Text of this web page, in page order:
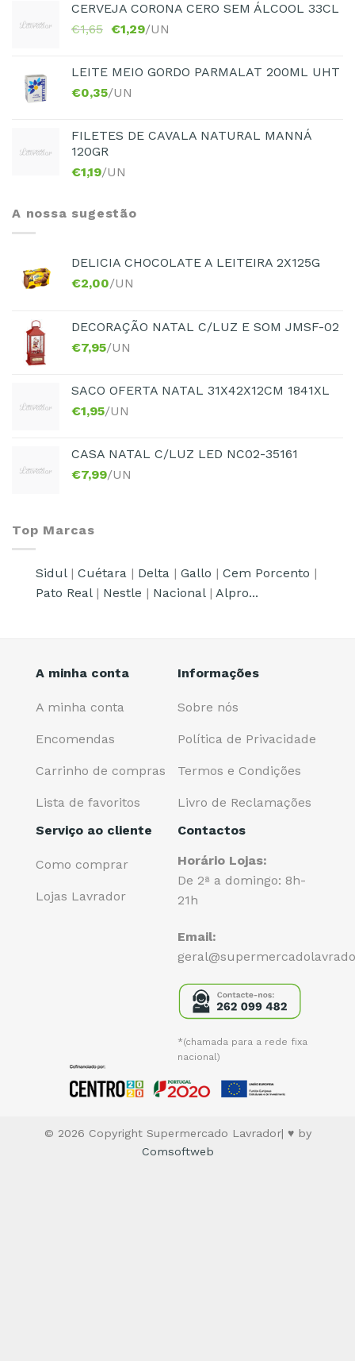
CERVEJA CORONA CERO SEM ÁLCOOL 33CL
€1,65 €1,29/UN
LEITE MEIO GORDO PARMALAT 200ML UHT
€0,35/UN
FILETES DE CAVALA NATURAL MANNÁ
120GR
€1,19/UN
A nossa sugestão
DELICIA CHOCOLATE A LEITEIRA 2X125G
€2,00/UN
DECORAÇÃO NATAL C/LUZ E SOM JMSF-02
€7,95/UN
SACO OFERTA NATAL 31X42X12CM 1841XL
€1,95/UN
CASA NATAL C/LUZ LED NC02-35161
€7,99/UN
Top Marcas
Sidul| Cuétara | Delta | Gallo | Cem Porcento |
Pato Real| Nestle | Nacional| Alpro...
A minha conta
A minha conta
Encomendas
Carrinho de compras
Lista de favoritos
Informações
Sobre nós
Política de Privacidade
Termos e Condições
Livro de Reclamações
Serviço ao cliente
Como comprar
Lojas Lavrador
Contactos
Horário Lojas:
De 2ª a domingo: 8h-
21h
Email:
*(chamada para a rede fixa
nacional)
© 2026 Copyright Supermercado Lavrador| ♥ by
Comsoftweb